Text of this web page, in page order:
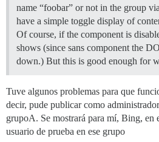
name “foobar” or not in the group
have a simple toggle display of
Of course, if the component is
shows (since sans component the
down.) But this is good enough for
Tuve algunos problemas para que
decir, pude publicar como
grupoA. Se mostrará para mí, Bing, en
usuario de prueba en ese grupo